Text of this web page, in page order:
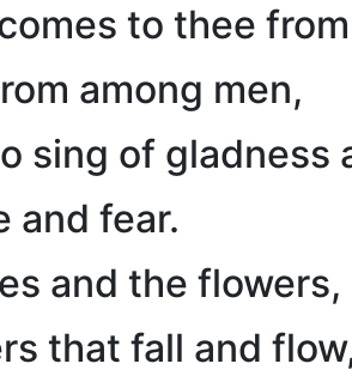
to thee
among men,
sing of gladness
and fear.
and the flowers,
that fall and